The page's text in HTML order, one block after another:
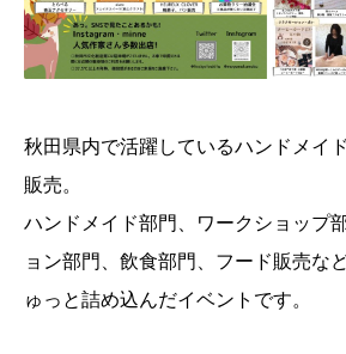
秋田県内で活躍しているハンドメイ
販売。
ハンドメイド部門、ワークショップ
ョン部門、飲食部門、フード販売な
ゅっと詰め込んだイベントです。